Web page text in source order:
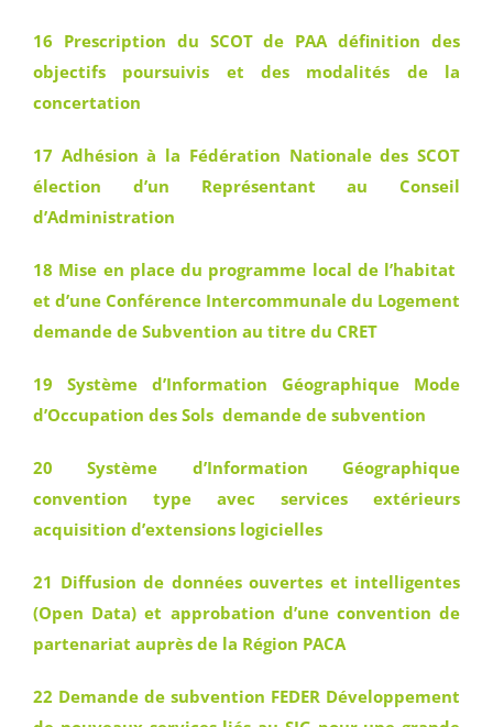
16 Prescription du SCOT de PAA définition des
objectifs poursuivis et des modalités de la
concertation
17 Adhésion à la Fédération Nationale des SCOT
élection d’un Représentant au Conseil
d’Administration
18 Mise en place du programme local de l’habitat
et d’une Conférence Intercommunale du Logement
demande de Subvention au titre du CRET
19 Système d’Information Géographique Mode
d’Occupation des Sols demande de subvention
20 Système d’Information Géographique
convention type avec services extérieurs
acquisition d’extensions logicielles
21 Diffusion de données ouvertes et intelligentes
(Open Data) et approbation d’une convention de
partenariat auprès de la Région PACA
22 Demande de subvention FEDER Développement